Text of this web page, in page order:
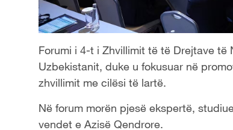
Forumi i 4-t i Zhvillimit të të Drejtave
Uzbekistanit, duke u fokusuar në
zhvillimit me cilësi të lartë.
Në forum morën pjesë ekspertë,
vendet e Azisë Qendrore.